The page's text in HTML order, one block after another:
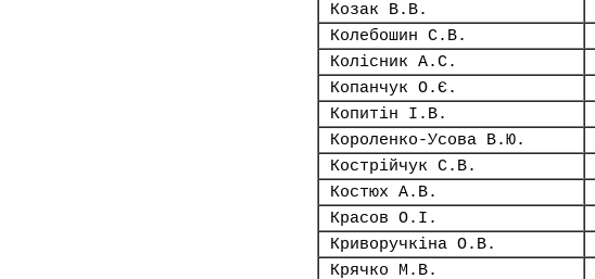
Козак В.В.
Колебошин С.В.
Колісник А.С.
Копанчук О.Є.
Копитін І.В.
Короленко-Усова В.Ю.
Кострійчук С.В.
Костюх А.В.
Красов О.І.
Криворучкіна О.В.
Крячко М.В.